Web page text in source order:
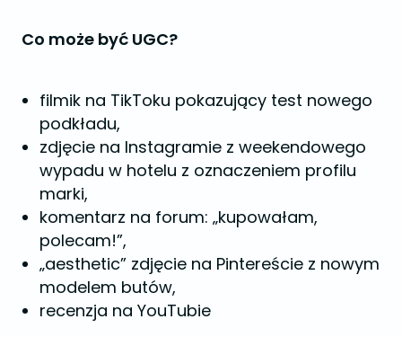
Co może być UGC?
filmik na TikToku pokazujący test nowego
podkładu,
zdjęcie na Instagramie z weekendowego
wypadu w hotelu z oznaczeniem profilu
marki,
komentarz na forum: „kupowałam,
polecam!”,
„aesthetic” zdjęcie na Pintereście z nowym
modelem butów,
recenzja na YouTubie